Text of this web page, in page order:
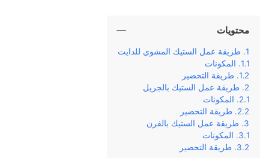
محتويات
طريقة عمل الستيك المشوي للدايت
المكونات
طريقة التحضير
طريقة عمل الستيك بالجريل
المكونات
طريقة التحضير
طريقة عمل الستيك بالفرن
المكونات
طريقة التحضير